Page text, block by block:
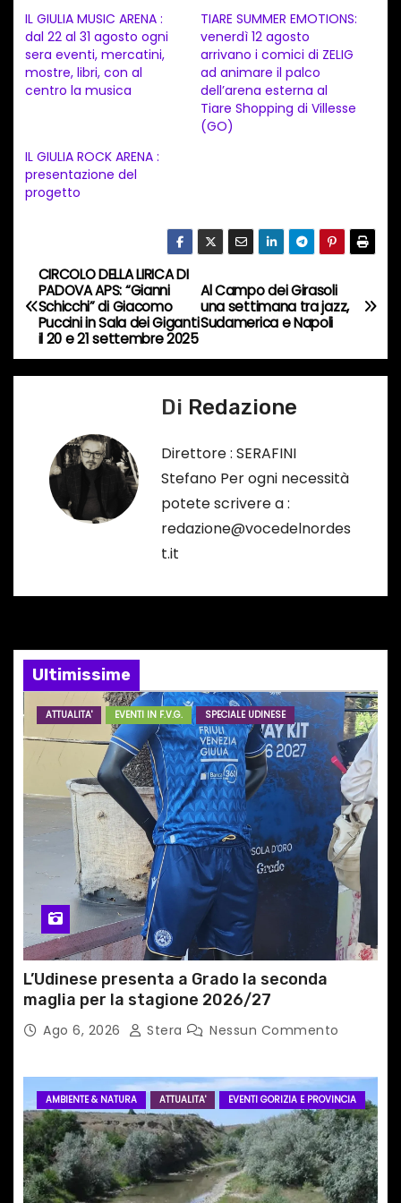
a
m
e
o
i
r
s
o
…
IL GIULIA MUSIC ARENA :
dal 22 al 31 agosto ogni
sera eventi, mercatini,
mostre, libri, con al
centro la musica
TIARE SUMMER EMOTIONS:
venerdì 12 agosto
arrivano i comici di ZELIG
ad animare il palco
dell’arena esterna al
Tiare Shopping di Villesse
(GO)
IL GIULIA ROCK ARENA :
presentazione del
progetto
N
a
v
e
a
r
i
c
l
i
Al Campo dei Girasoli
una settimana tra jazz,
Sudamerica e Napoli
CIRCOLO DELLA LIRICA DI
PADOVA APS: “Gianni
Schicchi” di Giacomo
Puccini in Sala dei Giganti
il 20 e 21 settembre 2025
Di Redazione
Direttore : SERAFINI
Stefano Per ogni necessità
potete scrivere a :
redazione@vocedelnordes
t.it
Ultimissime
ATTUALITA' EVENTI IN F.V.G. SPECIALE UDINESE
L’Udinese presenta a Grado la seconda
maglia per la stagione 2026/27
Ago 6, 2026 Stera Nessun Commento
AMBIENTE & NATURA ATTUALITA' EVENTI GORIZIA E PROVINCIA